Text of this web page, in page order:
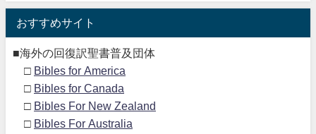
おすすめサイト
■海外の回復訳聖書普及団体
□ Bibles for America
□ Bibles for Canada
□ Bibles For New Zealand
□ Bibles For Australia